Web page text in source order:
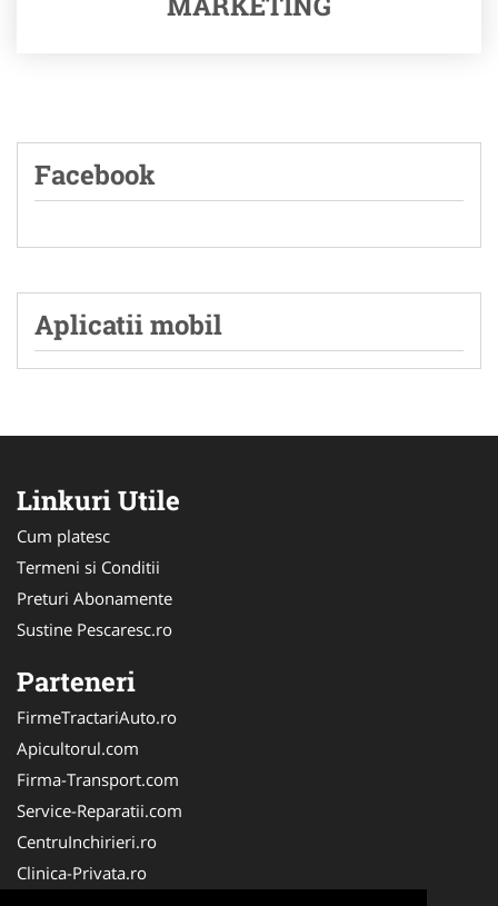
Facebook
Aplicatii mobil
Linkuri Utile
Cum platesc
Termeni si Conditii
Preturi Abonamente
Sustine Pescaresc.ro
Parteneri
FirmeTractariAuto.ro
Apicultorul.com
Firma-Transport.com
Service-Reparatii.com
CentruInchirieri.ro
Clinica-Privata.ro